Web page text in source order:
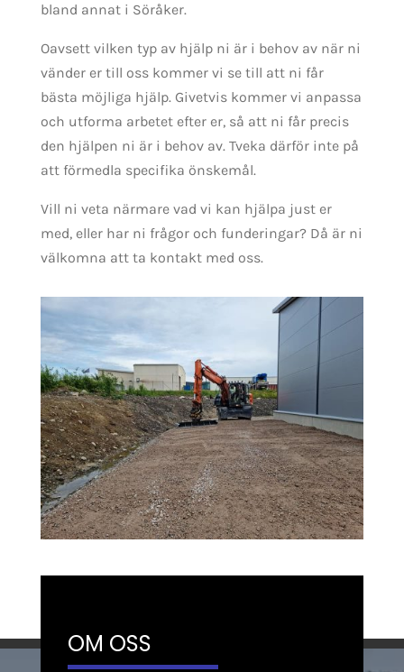
bland annat i Söråker.
Oavsett vilken typ av hjälp ni är i behov av när ni
vänder er till oss kommer vi se till att ni får
bästa möjliga hjälp. Givetvis kommer vi anpassa
och utforma arbetet efter er, så att ni får precis
den hjälpen ni är i behov av. Tveka därför inte på
att förmedla specifika önskemål.
Vill ni veta närmare vad vi kan hjälpa just er
med, eller har ni frågor och funderingar? Då är ni
välkomna att ta kontakt med oss.
OM OSS